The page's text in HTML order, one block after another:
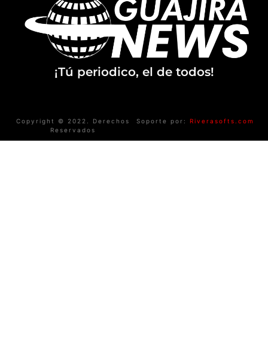
¡Tú periodico, el de todos!
Copyright © 2022. Derechos
Reservados
Soporte por: Riverasofts.com